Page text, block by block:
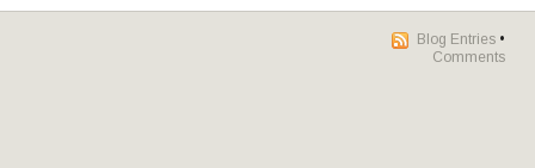
Blog Entries •
Comments